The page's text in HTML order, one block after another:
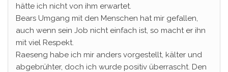
hätte ich nicht von ihm erwartet.
Bears Umgang mit den Menschen hat mir gefallen,
auch wenn sein Job nicht einfach ist, so macht er ihn
mit viel Respekt.
Raeseng habe ich mir anders vorgestellt, kälter und
abgebrühter, doch ich wurde positiv überrascht. Den